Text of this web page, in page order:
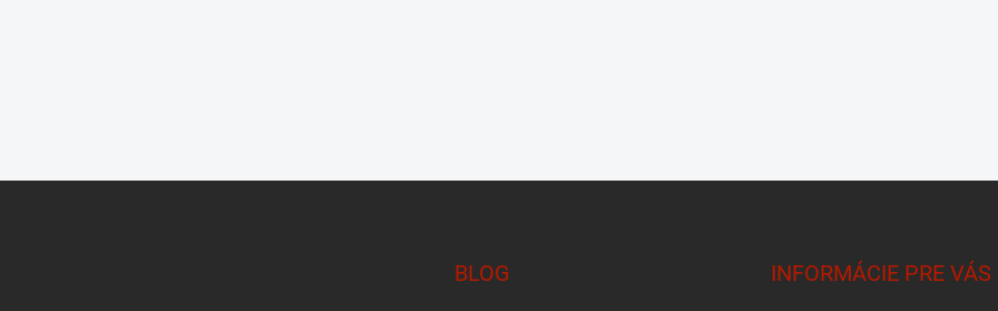
BLOG INFORMÁCIE PRE VÁS